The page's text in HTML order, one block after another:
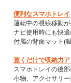
便利なスマホトレイ
運転中の視線移動
ナビ使用時にも快
付属の背面マット(
置くだけで収納力
スマホトレイの後
小物、アクセサリ